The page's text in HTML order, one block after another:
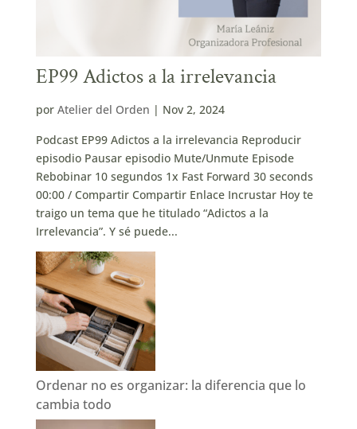
EP99 Adictos a la irrelevancia
por Atelier del Orden | Nov 2, 2024
Podcast EP99 Adictos a la irrelevancia Reproducir
episodio Pausar episodio Mute/Unmute Episode
Rebobinar 10 segundos 1x Fast Forward 30 seconds
00:00 / Compartir Compartir Enlace Incrustar Hoy te
traigo un tema que he titulado “Adictos a la
Irrelevancia”. Y sé puede...
Ordenar no es organizar: la diferencia que lo
cambia todo